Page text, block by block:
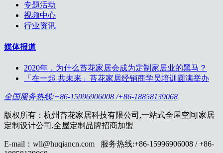
专题活动
视频中心
行业资讯
媒体报道
2020年，为什么苔花家居会成为定制家居业的黑马？
「在一起 共未来」苔花家居经销商学员培训圆满举办
全国服务热线:+86-15996906008 /+86-18858139068
版权所有：杭州苔花家居科技有限公司,一站式全屋空间|家居
定制设计公司,全屋定制品牌招商加盟
E-mail：wll@huqiancn.com 服务热线:+86-15996906008 / +86-